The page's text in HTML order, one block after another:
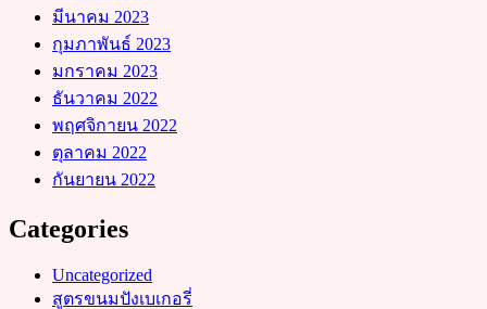
มีนาคม 2023
กุมภาพันธ์ 2023
มกราคม 2023
ธันวาคม 2022
พฤศจิกายน 2022
ตุลาคม 2022
กันยายน 2022
Categories
Uncategorized
สูตรขนมปังเบเกอรี่